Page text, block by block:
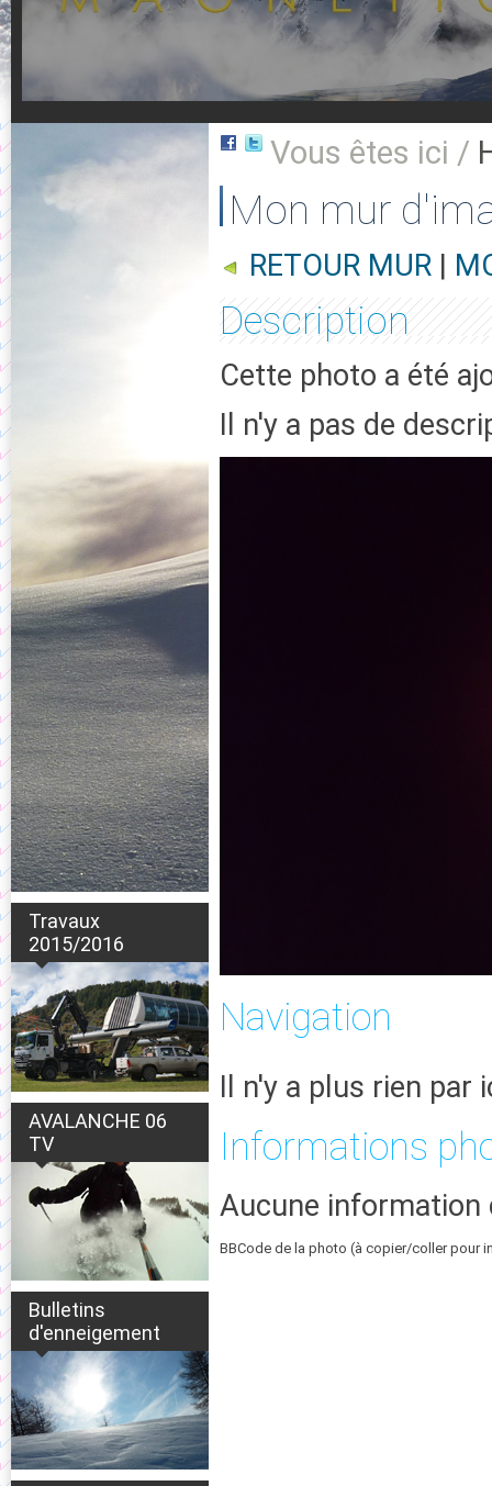
Travaux
2015/2016
AVALANCHE 06
TV
Bulletins
d'enneigement
Vous êtes ici /
Mon mur
RETOUR MUR |
Description
Cette photo a été
Il n'y a pas de
Navigation
Il n'y a plus rien par
Informations
Aucune information
BBCode de la photo (à copier/coller pour